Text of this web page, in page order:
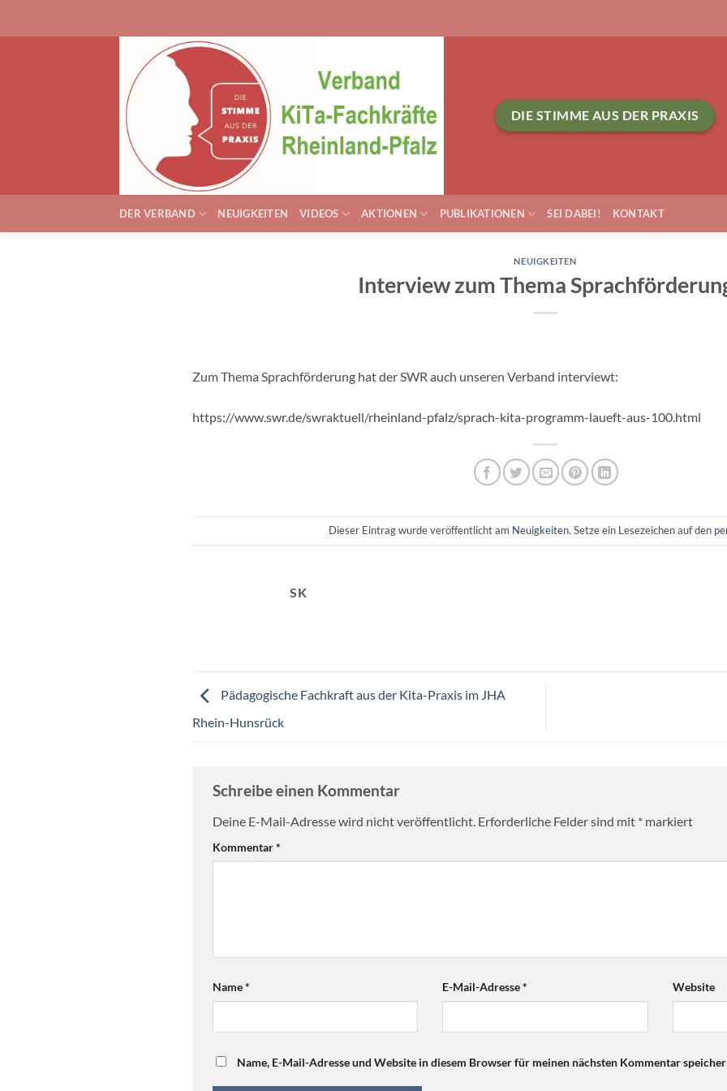
DIE STIMME AUS DER PRAXIS
DER VERBAND NEUIGKEITEN VIDEOS AKTIONEN PUBLIKATIONEN SEI DABEI! KONTAKT
NEUIGKEITEN
Interview zum Thema
Zum Thema Sprachförderung hat der SWR auch unseren Verband interviewt:
https://www.swr.de/swraktuell/rheinland-pfalz/sprach-kita-programm-laueft-aus-100.html
Dieser Eintrag wurde veröffentlicht am Neuigkeiten. Setze ein Lesezeichen auf den
SK
Pädagogische Fachkraft aus der Kita-Praxis im JHA
Rhein-Hunsrück
Schreibe einen Kommentar
Deine E-Mail-Adresse wird nicht veröffentlicht. Erforderliche Felder sind mit * markiert
Kommentar*
Name* E-Mail-Adresse* Website
Name, E-Mail-Adresse und Website in diesem Browser für meinen nächsten Kommentar